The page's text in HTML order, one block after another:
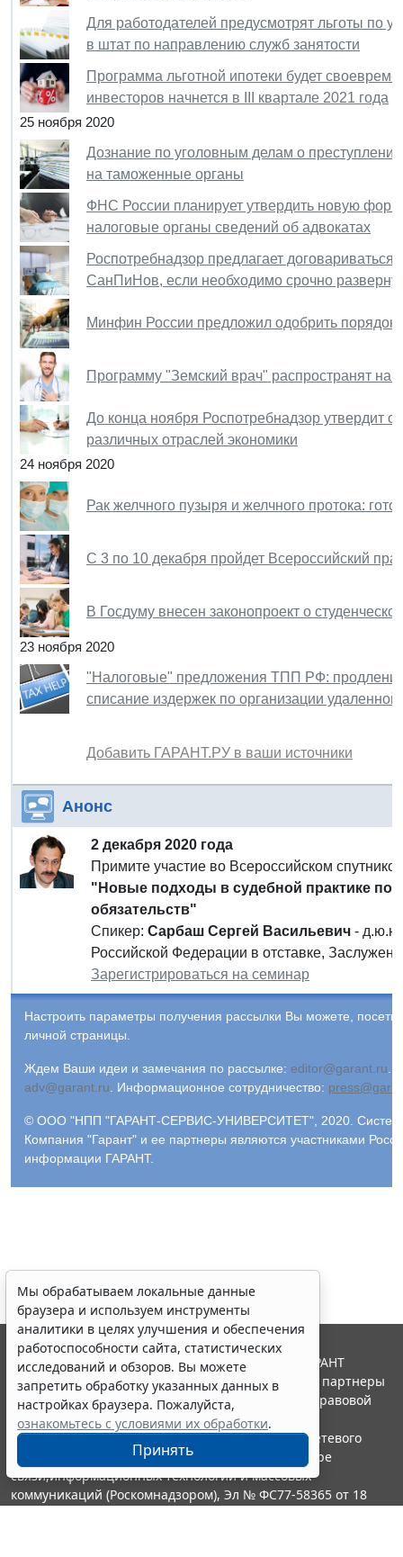
Для работодателей предусмотрят льготы по
в штат по направлению служб занятости
Программа льготной ипотеки будет
инвесторов начнется в III квартале 2021 года
25 ноября 2020
Дознание по уголовным делам о
на таможенные органы
ФНС России планирует утвердить новую
налоговые органы сведений об адвокатах
Роспотребнадзор предлагает
СанПиНов, если необходимо срочно
Минфин России предложил одобрить
Программу "Земский врач" распространят на
До конца ноября Роспотребнадзор утвердит
различных отраслей экономики
24 ноября 2020
Рак желчного пузыря и желчного протока:
С 3 по 10 декабря пройдет Всероссийский
В Госдуму внесен законопроект о
23 ноября 2020
"Налоговые" предложения ТПП РФ: продление
списание издержек по организации
Добавить ГАРАНТ.РУ в ваши источники
Анонс
2 декабря 2020 года
Примите участие во Всероссийском
"Новые подходы в судебной практике по
обязательств"
Спикер: Сарбаш Сергей Васильевич -
Российской Федерации в отставке,
Зарегистрироваться на семинар
Настроить параметры получения рассылки Вы можете,
личной страницы.
Ждем Ваши идеи и замечания по рассылке: editor@garant.ru
adv@garant.ru
Информационное сотрудничество:
© ООО "НПП "ГАРАНТ-СЕРВИС-УНИВЕРСИТЕТ", 2020. Система
Компания "Гарант" и ее партнеры являются участниками
информации ГАРАНТ.
Мы обрабатываем локальные данные
браузера и используем инструменты
аналитики в целях улучшения и обеспечения
работоспособности сайта, статистических
исследований и обзоров. Вы можете
запретить обработку указанных данных в
настройках браузера. Пожалуйста,
ознакомьтесь с условиями их обработки.
Принять
© ООО "НПП "ГАРАНТ-СЕРВИС", 2026. Система ГАРАНТ
выпускается с 1990 года. Компания "Гарант" и ее партнеры
являются участниками Российской ассоциации правовой
информации ГАРАНТ.
Портал ГАРАНТ.РУ зарегистрирован в качестве сетевого
издания Федеральной службой по надзору в сфере
связи,информационных технологий и массовых
коммуникаций (Роскомнадзором), Эл № ФС77-58365 от 18